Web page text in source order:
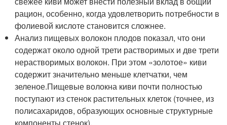
рацион, особенно, когда удовлетворить потребности в
фолиевой кислоте становится сложнее.
Анализ пищевых волокон плодов показал, что они
содержат около одной трети растворимых и две трети
нерастворимых волокон. При этом «золотое» киви
содержит значительно меньше клетчатки, чем
зеленое.Пищевые волокна киви почти полностью
поступают из стенок растительных клеток (точнее, из
полисахаридов, образующих основные структурные